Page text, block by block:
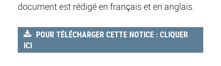
document est rédigé en français et en anglais.
POUR TÉLÉCHARGER CETTE NOTICE : CLIQUER
ICI